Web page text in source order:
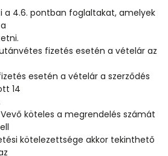
a 4.6. pontban foglaltakat, amelyek
fizetés esetén a vételár az
esetén a vételár a szerződés
14
köteles a megrendelés számát
kötelezettsége akkor tekinthető